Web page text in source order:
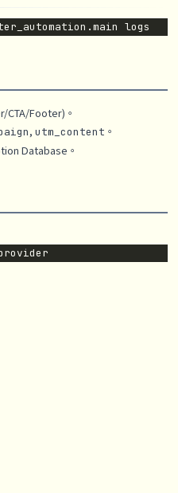
CTA/Footer)。
, utm_content 。
Database。